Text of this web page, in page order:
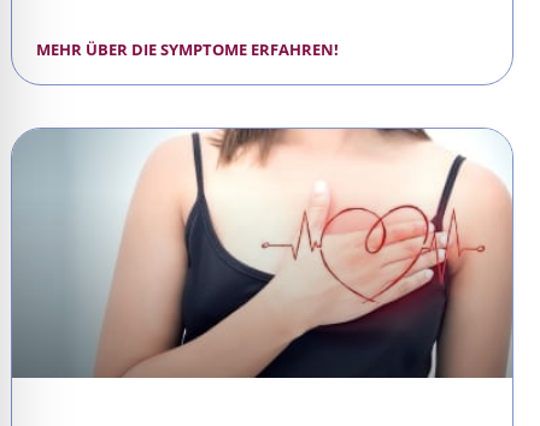
MEHR ÜBER DIE SYMPTOME ERFAHREN!